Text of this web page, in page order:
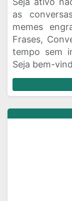
as
memes
Frases,
tempo sem
Seja bem-